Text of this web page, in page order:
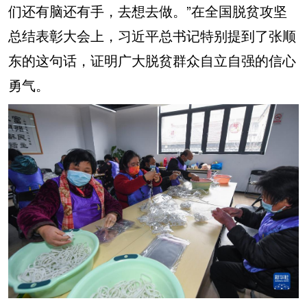
们还有脑还有手，去想去做。”在全国脱贫攻坚
总结表彰大会上，习近平总书记特别提到了张顺
东的这句话，证明广大脱贫群众自立自强的信心
勇气。